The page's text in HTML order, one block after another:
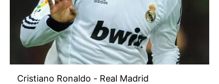
Cristiano Ronaldo - Real Madrid